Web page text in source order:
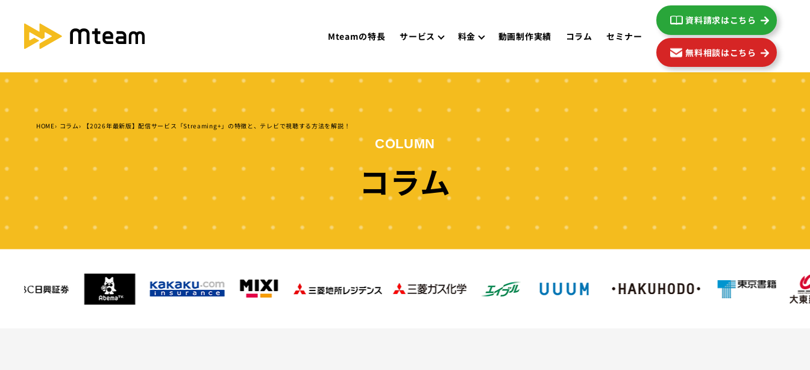
Mteamの特長 サービス 料金 動画制作実績 コラム セミナー
資料請求はこちら
無料相談はこちら
HOME コラム 【2026年最新版】配信サービス「Streaming+」の特徴と、テレビで視聴する方法を解説！
COLUMN
コラム